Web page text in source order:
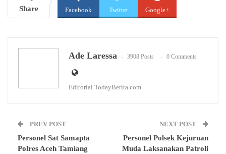
Share Facebook Twitter Google+
Ade Laressa 3908 Posts 0 Comments
Editorial TodayBerita.com
PREV POST
Personel Sat Samapta
Polres Aceh Tamiang
NEXT POST
Personel Polsek Kejuruan
Muda Laksanakan Patroli